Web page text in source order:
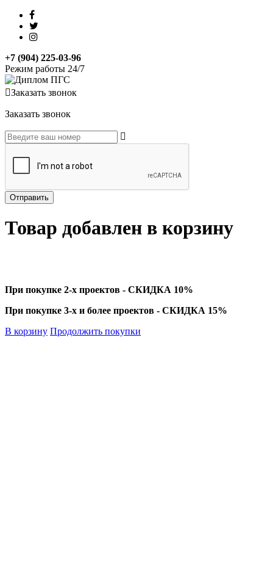
+7 (904) 225-03-96
Режим работы 24/7
Заказать звонок
Заказать звонок
Товар добавлен в корзину
При покупке 2-х проектов - СКИДКА 10%
При покупке 3-х и более проектов - СКИДКА 15%
В корзину Продолжить покупки